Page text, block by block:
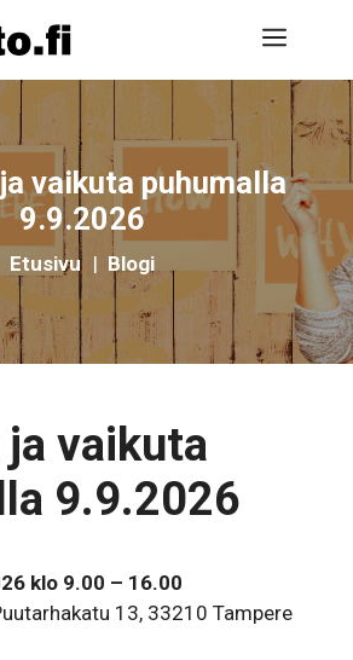
vaikuta puhumalla
9.9.2026
Etusivu | Blogi
vaikuta
9.9.2026
klo 9.00 – 16.00
13, 33210 Tampere